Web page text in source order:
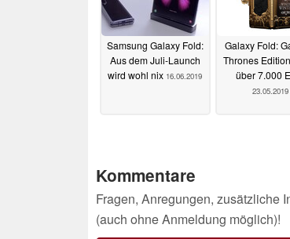
Samsung Galaxy Fold:
Aus dem Juli-Launch
wird wohl nix 16.06.2019
Galaxy Fold:
Thrones
über 7.000
23.05.2019
Kommentare
Fragen, Anregungen, zusätzliche
(auch ohne Anmeldung möglich)!